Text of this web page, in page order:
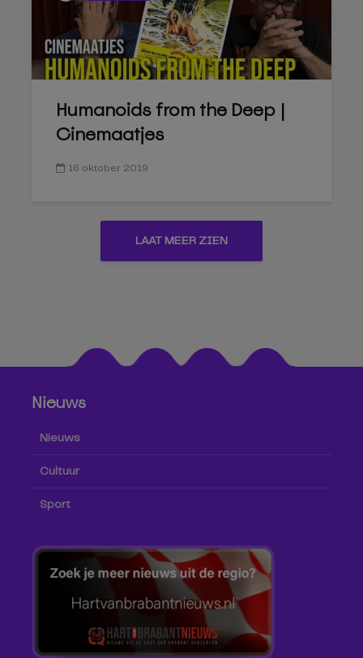
Humanoids from the Deep |
Cinemaatjes
16 oktober 2019
LAAT MEER ZIEN
Nieuws
Nieuws
Cultuur
Sport